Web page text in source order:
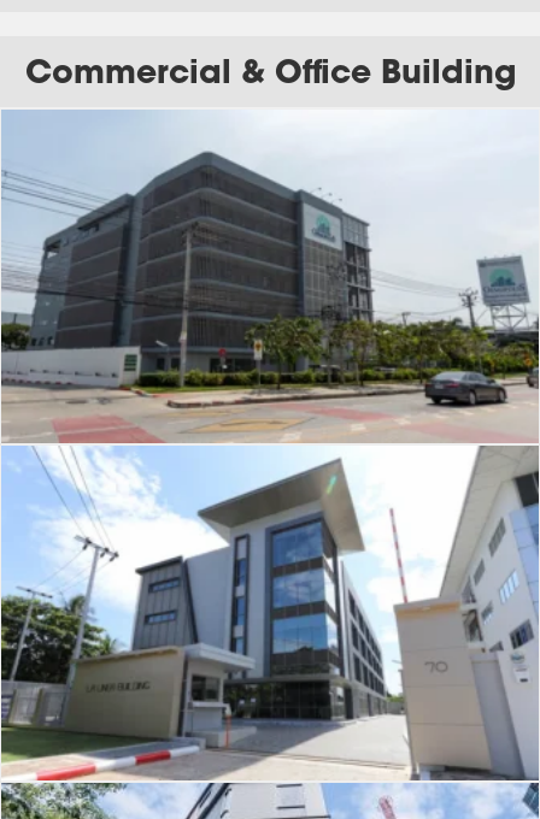
Commercial & Office Building
Gemopolis Free Zone 3
J-200
La Linea Building